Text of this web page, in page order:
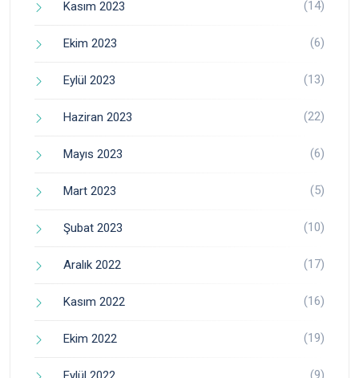
Kasım 2023 (14)
Ekim 2023 (6)
Eylül 2023 (13)
Haziran 2023 (22)
Mayıs 2023 (6)
Mart 2023 (5)
Şubat 2023 (10)
Aralık 2022 (17)
Kasım 2022 (16)
Ekim 2022 (19)